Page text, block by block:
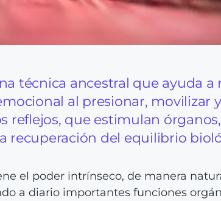
técnica ancestral que ayuda a
al presionar, movilizar
reflejos, que estimulan
recuperación del equilibrio
el poder intrínseco, de manera
a diario importantes funciones